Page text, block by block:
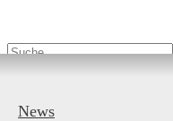
News